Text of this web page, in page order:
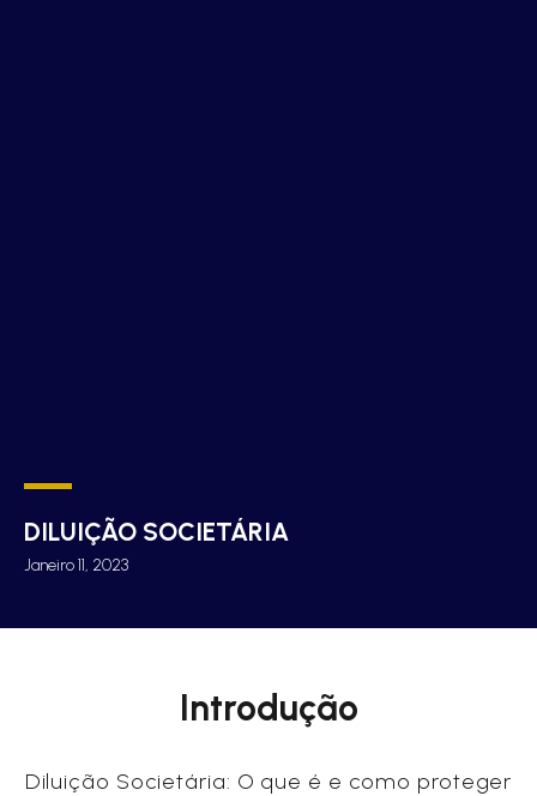
DILUIÇÃO SOCIETÁRIA
Janeiro 11, 2023
Introdução
Diluição Societária: O que é e como proteger